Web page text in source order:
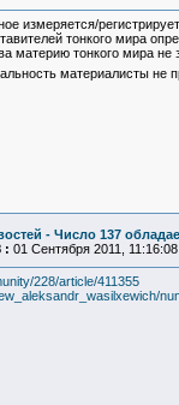
измеряется/
тонкого мира
материю тонкого мира не
материалисты не
- Число 137
: 01 Сентября 2011,
228/article/411355